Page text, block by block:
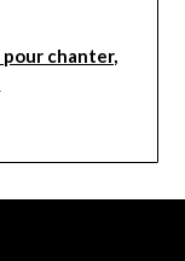
pour chanter,